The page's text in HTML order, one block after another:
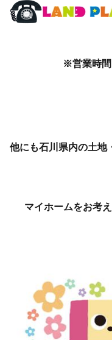
※営業時
他にも石川県内の土地
マイホームをお考